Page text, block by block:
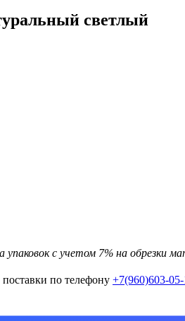
светлый
с учетом 7% на обрезки
по телефону +7(960)603-